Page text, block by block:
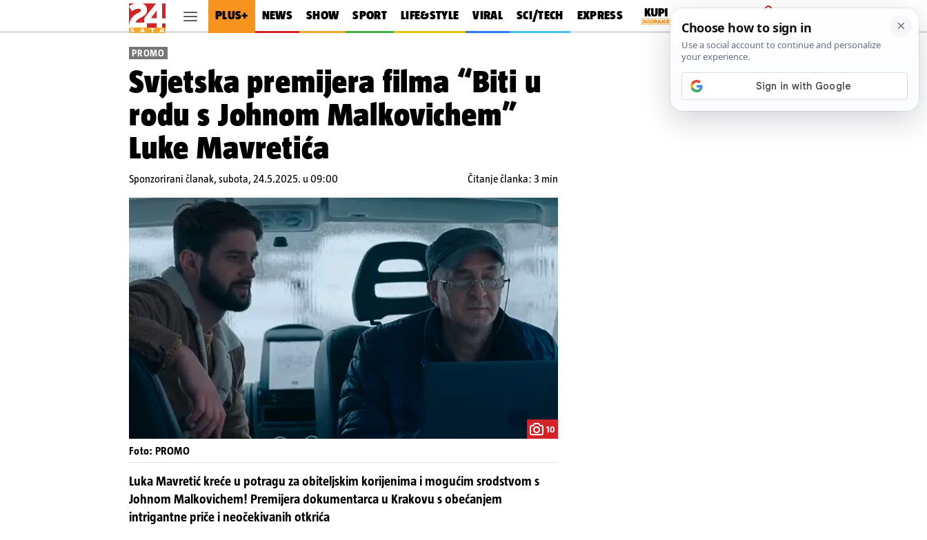
PLUS+ NEWS SHOW SPORT LIFE&STYLE VIRAL SCI/TECH EXPRESS
PRIJAVA
PROMO
Svjetska premijera filma “Biti u
rodu s Johnom Malkovichem”
Luke Mavretića
Sponzorirani članak,subota, 24.5.2025. u 09:00 Čitanje članka: 3 min
10
Foto: PROMO
Luka Mavretić kreće u potragu za obiteljskim korijenima i mogućim srodstvom s
Johnom Malkovichem! Premijera dokumentarca u Krakovu s obećanjem
intrigantne priče i neočekivanih otkrića